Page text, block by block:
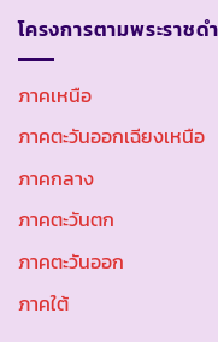
โครงการตามพระราช
ภาคเหนือ
ภาคตะวันออกเฉียงเหนือ
ภาคกลาง
ภาคตะวันตก
ภาคตะวันออก
ภาคใต้